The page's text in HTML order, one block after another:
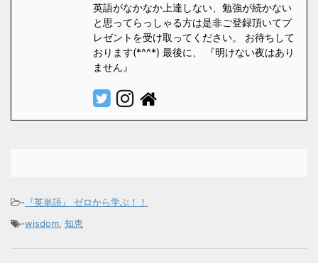
英語がなかなか上達しない、勉強が続かない
と思ってらっしゃる方は是非ご登録頂いてプ
レゼントを受け取ってください。 お待ちして
おります(*^^*) 最後に、 『明けない夜はあり
ません』
- 『英単語』 ゼロから学ぶ！！
-wisdom, 知恵